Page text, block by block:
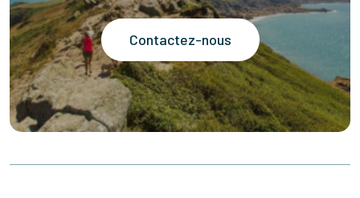
Contactez-nous